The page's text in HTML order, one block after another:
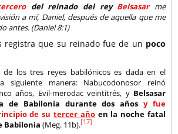
del reinado del rey Belsasarme
a mí, Daniel, después de aquella que me
antes. (Daniel 8:1)
registra que su reinado fue de un poco
de los tres reyes babilónicos es dada en el
siguiente manera: Nabucodonosor reinó
años, Evil-merodac veintitrés, y Belsasar
de Babilonia durante dos añosy fue
de su tercer añoen la noche fatal
Babilonia (Meg. 11b).[17]